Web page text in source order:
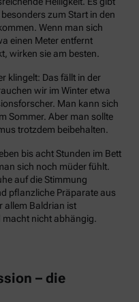
zum Start in den
Wenn man sich
einen Meter entfernt
wirken sie am besten.
klingelt: Das fällt in der
wir im Winter etwa
Man kann sich
Sommer. Aber man sollte
trotzdem beibehalten.
bis acht Stunden im Bett
sich noch müder fühlt.
auf die Stimmung
pflanzliche Präparate aus
allem Baldrian ist
nicht abhängig.
– die